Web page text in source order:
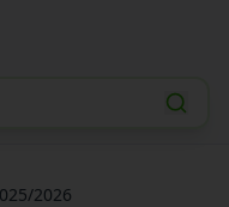
025/2026